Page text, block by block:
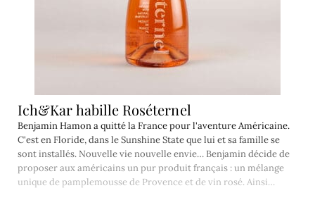
Ich&Kar habille Roséternel
Benjamin Hamon a quitté la France pour l'aventure Américaine.
C'est en Floride, dans le Sunshine State que lui et sa famille se
sont installés. Nouvelle vie nouvelle envie… Benjamin décide de
proposer aux américains un pur produit français : un mélange
unique de pamplemousse de Provence et de vin rosé. Ainsi…